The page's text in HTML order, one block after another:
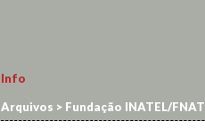
Info
Arquivos > Fundação INATEL/FNAT